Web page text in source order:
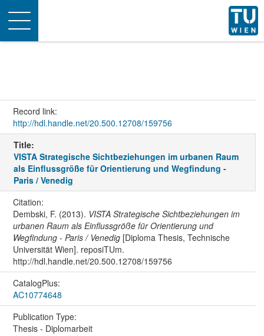
Toggle
navigation
Record link:
http://hdl.handle.net/20.500.12708/159756
Title:
VISTA Strategische Sichtbeziehungen im urbanen Raum
als Einflussgröße für Orientierung und Wegfindung -
Paris / Venedig
Citation:
Dembski, F. (2013). VISTA Strategische Sichtbeziehungen im
urbanen Raum als Einflussgröße für Orientierung und
Wegfindung - Paris / Venedig[Diploma Thesis, Technische
Universität Wien]. reposiTUm.
http://hdl.handle.net/20.500.12708/159756
CatalogPlus:
AC10774648
Publication Type:
Thesis - Diplomarbeit